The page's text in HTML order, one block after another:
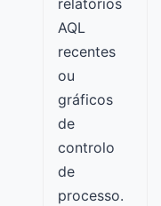
relatórios
AQL
recentes
ou
gráficos
de
controlo
de
processo.